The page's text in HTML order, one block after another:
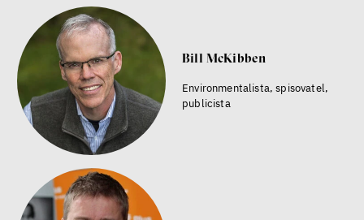
Seznamky, skinnyTok a nový
konzervatismus: mapa
Bill McKibben
Environmentalista, spisovatel,
publicista